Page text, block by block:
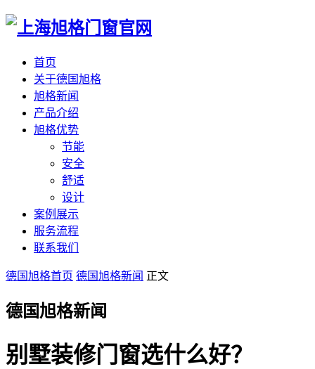
首页
关于德国旭格
旭格新闻
产品介绍
旭格优势
节能
安全
舒适
设计
案例展示
服务流程
联系我们
德国旭格首页 德国旭格新闻 正文
德国旭格新闻
别墅装修门窗选什么好？